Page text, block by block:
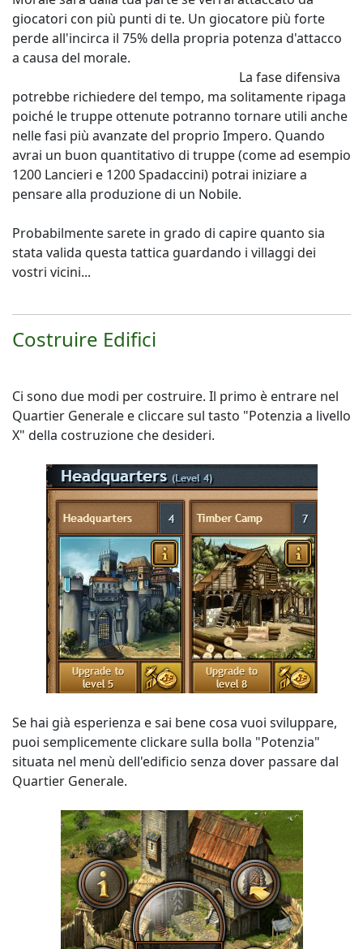
giocatori con più punti di te. Un giocatore più forte
perde all'incirca il 75% della propria potenza d'attacco
a causa del morale.
La fase difensiva
potrebbe richiedere del tempo, ma solitamente ripaga
poiché le truppe ottenute potranno tornare utili anche
nelle fasi più avanzate del proprio Impero. Quando
avrai un buon quantitativo di truppe (come ad esempio
1200 Lancieri e 1200 Spadaccini) potrai iniziare a
pensare alla produzione di un Nobile.
Probabilmente sarete in grado di capire quanto sia
stata valida questa tattica guardando i villaggi dei
vostri vicini...
Costruire Edifici
Ci sono due modi per costruire. Il primo è entrare nel
Quartier Generale e cliccare sul tasto "Potenzia a livello
X" della costruzione che desideri.
Se hai già esperienza e sai bene cosa vuoi sviluppare,
puoi semplicemente clickare sulla bolla "Potenzia"
situata nel menù dell'edificio senza dover passare dal
Quartier Generale.